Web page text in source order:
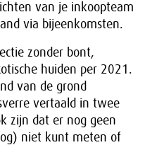
van je inkoopteam
via bijeenkomsten.
zonder bont,
huiden per 2021.
van de grond
vertaald in twee
zijn dat er nog geen
niet kunt meten of